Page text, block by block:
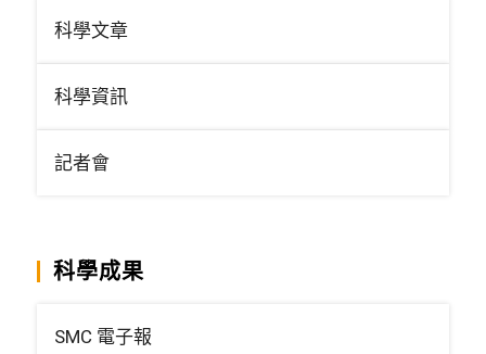
科學文章
科學資訊
記者會
科學成果
SMC 電子報